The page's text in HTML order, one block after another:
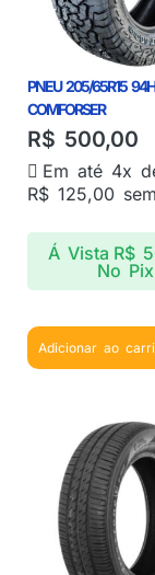
PNEU 205/65R15
COMFORSER
R$ 500,00
Em até 4x
R$ 125,00
Á Vista R$
No Pix
Adicionar ao